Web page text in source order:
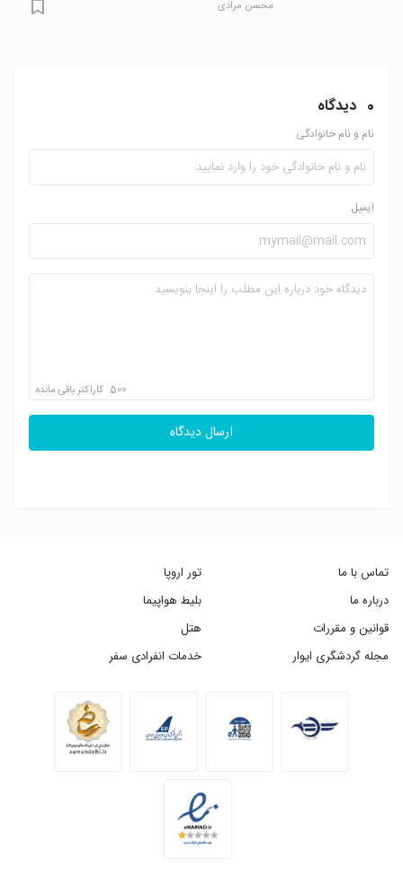
محسن مرادی
0 دیدگاه
نام و نام خانوادگی
ایمیل
500 کاراکتر باقی مانده
ارسال دیدگاه
تماس با ما
درباره ما
قوانین و مقررات
مجله گردشگری ایوار
تور اروپا
بلیط هواپیما
هتل
خدمات انفرادی سفر